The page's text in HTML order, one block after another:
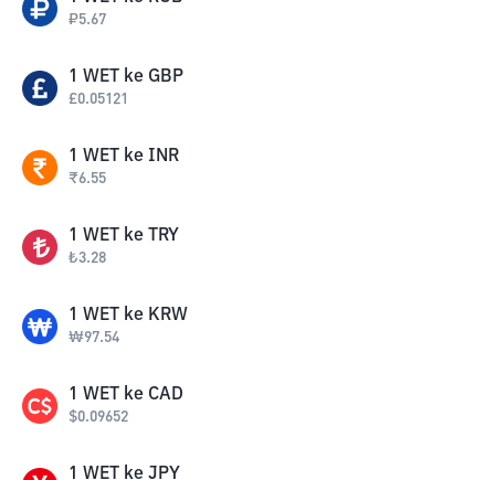
₽5.67
1 WET ke GBP
£0.05121
1 WET ke INR
₹6.55
1 WET ke TRY
₺3.28
1 WET ke KRW
₩97.54
1 WET ke CAD
$0.09652
1 WET ke JPY